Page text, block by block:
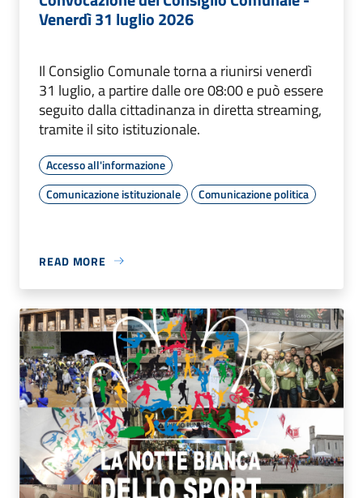
Venerdì 31 luglio 2026
Il Consiglio Comunale torna a riunirsi venerdì
31 luglio, a partire dalle ore 08:00 e può essere
seguito dalla cittadinanza in diretta streaming,
tramite il sito istituzionale.
Accesso all'informazione
Comunicazione istituzionale
Comunicazione politica
READ MORE